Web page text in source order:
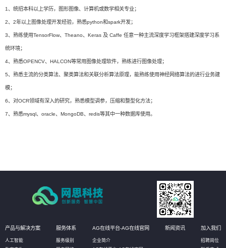
1、统招本科以上学历，图形图像、计算机或数学相关专业；
2、2年以上图像处理开发经验，熟悉python和spark开发；
3、熟练使用TensorFlow、Theano、Keras 及 Caffe 任意一种主流深度学习框架搭建深度学习系
统环境；
4、熟悉OPENCV、HALCON等常用图像处理软件，熟练进行图像处理；
5、熟悉主流的分类算法、聚类算法和关联分析算法原理，能熟练使用神经网络算法的进行业务建
模；
6、对OCR领域有深入的研究，熟悉模型调参，压缩和整型化方法；
7、熟悉mysql、oracle、MongoDB、redis等其中一种数据库使用。
产品与解决方案
人工智能
服务体系
服务级别
AG在线平台-AG在线官网
企业简介
新闻资讯 加入我们
招聘岗位